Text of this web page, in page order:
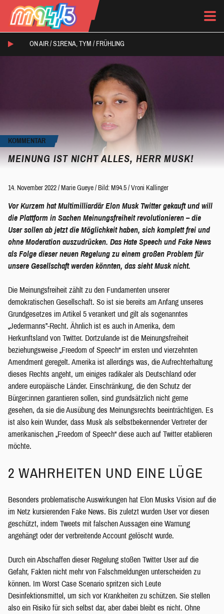
ON AIR / S1RENA, TYM / FRÜHLING
KOMMENTAR
MEINUNG IST NICHT ALLES, HERR MUSK!
14. November 2022 / Marie Gueye / Bild: M94.5 / Vroni Kallinger
Vor Kurzem hat Multimilliardär Elon Musk Twitter gekauft und will
die Plattform in Sachen Meinungsfreiheit revolutionieren – die
User sollen ab jetzt die Möglichkeit haben, sich komplett frei und
ohne Moderation auszudrücken. Das Hate Speech und Fake News
als Folge dieser neuen Regelung zu einem großen Problem für
unsere Gesellschaft werden könnten, das sieht Musk nicht.
Die Meinungsfreiheit zählt zu den Fundamenten unserer
demokratischen Gesellschaft. So ist sie bereits am Anfang unseres
Grundgesetzes im Artikel 5 verankert und gilt als sogenanntes
„Jedermanns”-Recht. Ähnlich ist es auch in Amerika, dem
Herkunftsland von Twitter. Dortzulande ist die Meinungsfreiheit
beziehungsweise „Freedom of Speech“ im ersten und vierzehnten
Amendment geregelt. Amerika ist allerdings was, die Aufrechterhaltung
dieses Rechts angeht, um einiges radikaler als Deutschland oder
andere europäische Länder. Einschränkung, die den Schutz der
Bürger:innen garantieren sollen, sind grundsätzlich nicht gerne
gesehen, da sie die Ausübung des Meinungsrechts beeinträchtigen. Es
ist also kein Wunder, dass Musk als selbstbekennender Vertreter der
amerikanischen „Freedom of Speech“ diese auch auf Twitter etablieren
möchte.
2 WAHRHEITEN UND EINE LÜGE
Besonders problematische Auswirkungen hat Elon Musks Vision auf die
im Netz kursierenden Fake News. Bis zuletzt wurden User vor diesen
geschützt, indem Tweets mit falschen Aussagen eine Warnung
angehängt oder der verbreitende Account gelöscht wurde.
Durch ein Abschaffen dieser Regelung stoßen Twitter User auf die
Gefahr, Fakten nicht mehr von Falschmeldungen unterscheiden zu
können. Im Worst Case Scenario spritzen sich Leute
Desinfektionsmittel, um sich vor Krankheiten zu schützen. Sie stellen
also ein Risiko für sich selbst dar, aber dabei bleibt es nicht. Ohne